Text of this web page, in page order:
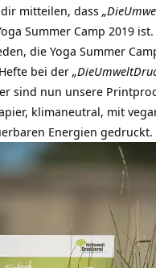
mitteilen, dass
Summer Camp 2019
die Yoga Summer
bei der
sind nun unsere
klimaneutral, mit
Energien gedruckt.